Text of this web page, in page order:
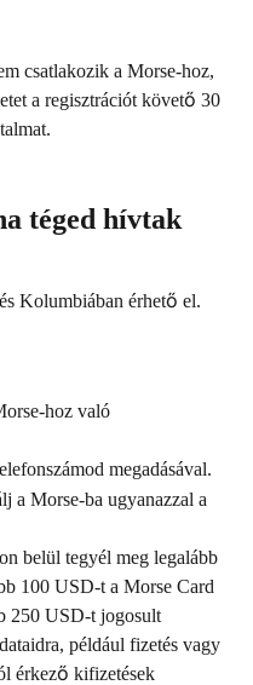
csatlakozik a Morse-hoz,
a regisztrációt követő 30
téged hívtak
Kolumbiában érhető el.
hoz való
megadásával.
a Morse-ba ugyanazzal a
belül tegyél meg legalább
100 USD-t a Morse Card
250 USD-t jogosult
például fizetés vagy
érkező kifizetések